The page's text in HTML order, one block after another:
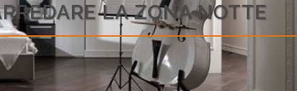
LA ZONA NOTTE